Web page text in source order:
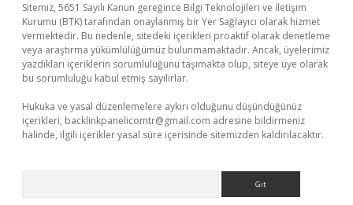
Sitemiz, 5651 Sayılı Kanun gereğince Bilgi Teknolojileri ve İletişim
Kurumu (BTK) tarafından onaylanmış bir Yer Sağlayıcı olarak hizmet
vermektedir. Bu nedenle, sitedeki içerikleri proaktif olarak denetleme
veya araştırma yükümlülüğümüz bulunmamaktadır. Ancak, üyelerimiz
yazdıkları içeriklerin sorumluluğunu taşımakta olup, siteye üye olarak
bu sorumluluğu kabul etmiş sayılırlar.
Hukuka ve yasal düzenlemelere aykırı olduğunu düşündüğünüz
içerikleri, backlinkpanelicomtr@gmail.com adresine bildirmeniz
halinde, ilgili içerikler yasal süre içerisinde sitemizden kaldırılacaktır.